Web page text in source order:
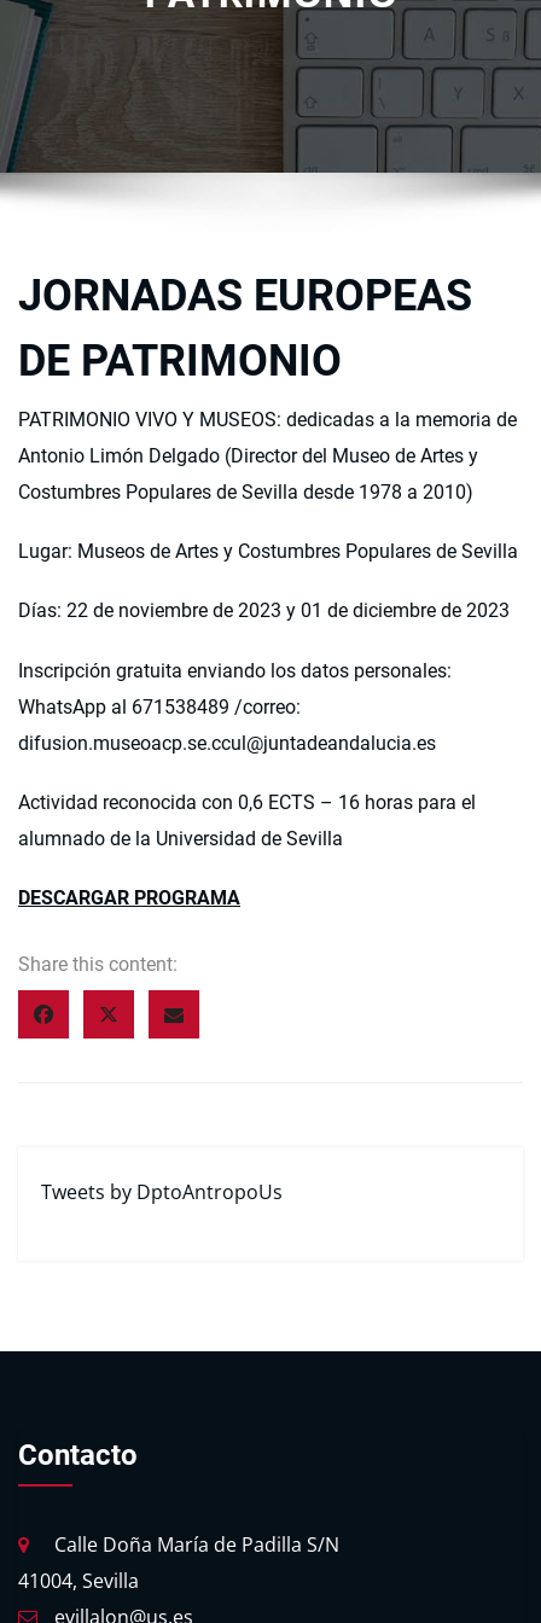
JORNADAS EUROPEAS
DE PATRIMONIO
PATRIMONIO VIVO Y MUSEOS: dedicadas a la memoria de
Antonio Limón Delgado (Director del Museo de Artes y
Costumbres Populares de Sevilla desde 1978 a 2010)
Lugar: Museos de Artes y Costumbres Populares de Sevilla
Días: 22 de noviembre de 2023 y 01 de diciembre de 2023
Inscripción gratuita enviando los datos personales:
WhatsApp al 671538489 /correo:
difusion.museoacp.se.ccul@juntadeandalucia.es
Actividad reconocida con 0,6 ECTS – 16 horas para el
alumnado de la Universidad de Sevilla
DESCARGAR PROGRAMA
Share this content:
Tweets by DptoAntropoUs
Contacto
Calle Doña María de Padilla S/N
41004, Sevilla
evillalon@us.es